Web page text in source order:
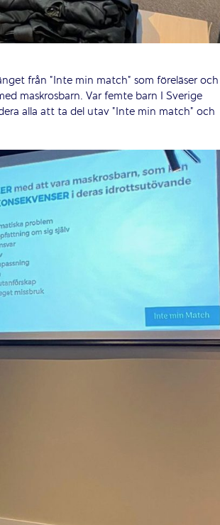
från ”Inte min match” som föreläser och
maskrosbarn. Var femte barn I Sverige
alla att ta del utav ”Inte min match” och